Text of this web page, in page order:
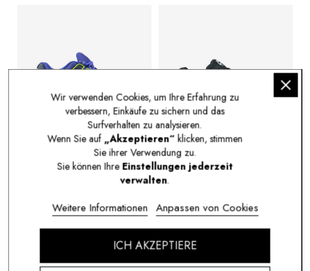
NIKE AIR MAX 90 NOIR
159,95 €
Wir verwenden Cookies, um Ihre Erfahrung zu
verbessern, Einkäufe zu sichern und das
Surfverhalten zu analysieren.
Wenn Sie auf „Akzeptieren“ klicken, stimmen
Sie ihrer Verwendung zu.
Sie können Ihre Einstellungen jederzeit
verwalten.
Weitere Informationen Anpassen von Cookies
ICH AKZEPTIERE